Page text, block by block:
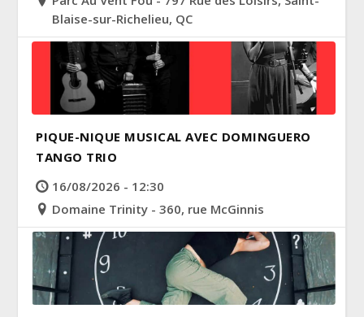
Blaise-sur-Richelieu, QC
PIQUE-NIQUE MUSICAL AVEC DOMINGUERO
TANGO TRIO
16/08/2026 - 12:30
Domaine Trinity - 360, rue McGinnis